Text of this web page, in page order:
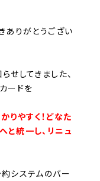
ありがとうござい
せしてきました、
ードを
りやすく！どなた
統一し、リニュ
システムのバー